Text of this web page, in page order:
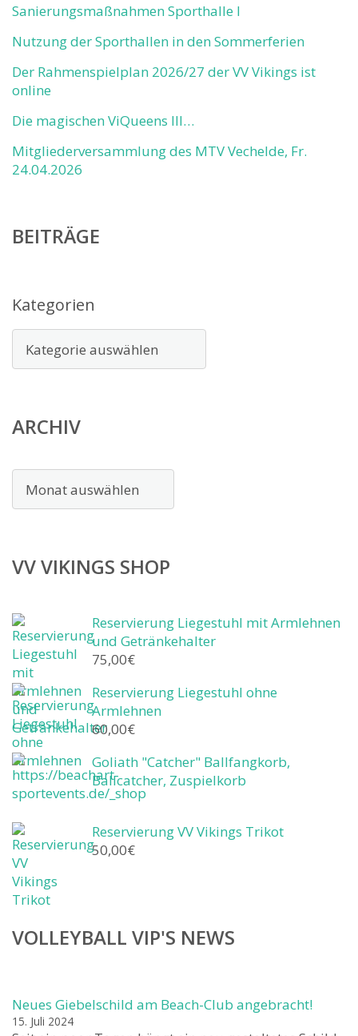
Sanierungsmaßnahmen Sporthalle I
Nutzung der Sporthallen in den Sommerferien
Der Rahmenspielplan 2026/27 der VV Vikings ist
online
Die magischen ViQueens III…
Mitgliederversammlung des MTV Vechelde, Fr.
24.04.2026
BEITRÄGE
Kategorien
ARCHIV
VV VIKINGS SHOP
Reservierung Liegestuhl mit Armlehnen
und Getränkehalter
75,00€
Reservierung Liegestuhl ohne
Armlehnen
60,00€
Goliath "Catcher" Ballfangkorb,
Ballcatcher, Zuspielkorb
Reservierung VV Vikings Trikot
50,00€
VOLLEYBALL VIP'S NEWS
Neues Giebelschild am Beach-Club angebracht!
15. Juli 2024